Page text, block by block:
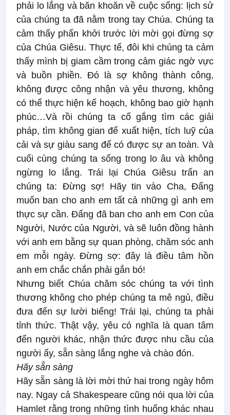
phải lo lắng và băn khoăn về cuộc sống: lịch sử
của chúng ta đã nằm trong tay Chúa. Chúng ta
cảm thấy phấn khởi trước lời mời gọi đừng sợ
của Chúa Giêsu. Thực tế, đôi khi chúng ta cảm
thấy mình bị giam cầm trong cảm giác ngờ vực
và buồn phiền. Đó là sợ không thành công,
không được công nhận và yêu thương, không
có thể thực hiện kế hoạch, không bao giờ hạnh
phúc…Và rồi chúng ta cố gắng tìm các giải
pháp, tìm không gian để xuất hiện, tích luỹ của
cải và sự giàu sang để có được sự an toàn. Và
cuối cùng chúng ta sống trong lo âu và không
ngừng lo lắng. Trái lại Chúa Giêsu trấn an
chúng ta: Đừng sợ! Hãy tin vào Cha, Đấng
muốn ban cho anh em tất cả những gì anh em
thực sự cần. Đấng đã ban cho anh em Con của
Người, Nước của Người, và sẽ luôn đồng hành
với anh em bằng sự quan phòng, chăm sóc anh
em mỗi ngày. Đừng sợ: đây là điều tâm hồn
anh em chắc chắn phải gắn bó!
Nhưng biết Chúa chăm sóc chúng ta với tình
thương không cho phép chúng ta mê ngủ, điều
đưa đến sự lười biếng! Trái lại, chúng ta phải
tỉnh thức. Thật vậy, yêu có nghĩa là quan tâm
đến người khác, nhận thức được nhu cầu của
người ấy, sẵn sàng lắng nghe và chào đón.
Hãy sẵn sàng
Hãy sẵn sàng là lời mời thứ hai trong ngày hôm
nay. Ngay cả Shakespeare cũng nói qua lời của
Hamlet rằng trong những tình huống khác nhau